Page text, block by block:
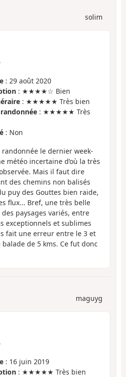
solim
: 29 août 2020
: ★★★★☆ Bien
: ★★★★★ Très bien
: ★★★★★ Très
: Non
le dernier week-
météo incertaine d’où la très
Mais il faut dire
des chemins non balisés
puy des Gouttes bien raide,
flux... Bref, une très belle
paysages variés, entre
exceptionnels et sublimes
fait une erreur entre le 3 et
de 5 kms. Ce fut donc
maguyg
: 16 juin 2019
: ★★★★★ Très bien